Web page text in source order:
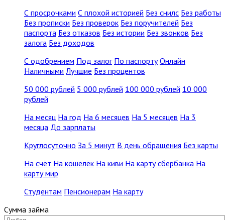
С просрочками С плохой историей Без снилс Без работы
Без прописки Без проверок Без поручителей Без
паспорта Без отказов Без истории Без звонков Без
залога Без доходов
С одобрением Под залог По паспорту Онлайн
Наличными Лучшие Без процентов
50 000 рублей 5 000 рублей 100 000 рублей 10 000
рублей
На месяц На год На 6 месяцев На 5 месяцев На 3
месяца До зарплаты
Круглосуточно За 5 минут В день обращения Без карты
На счёт На кошелёк На киви На карту сбербанка На
карту мир
Студентам Пенсионерам На карту
Сумма займа